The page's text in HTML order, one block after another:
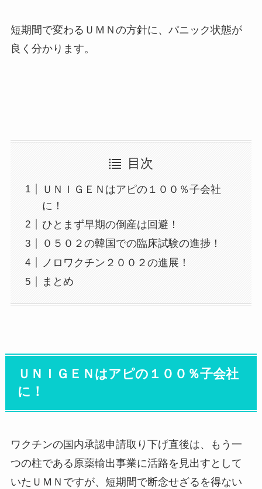
短期間で変わるＵＭＮの方針に、パニック状態が
良く分かります。
目次
ＵＮＩＧＥＮはアピの１００％子会社
に！
ひとまず早期の倒産は回避！
０５０２の韓国での臨床試験の進捗！
ノロワクチン２００２の進展！
まとめ
ＵＮＩＧＥＮはアピの１００％子会社
に！
ワクチンの国内承認申請取り下げ直後は、もう一
つの柱である原薬輸出事業に活路を見出すとして
いたＵＭＮですが、短期間で断念せざるを得ない